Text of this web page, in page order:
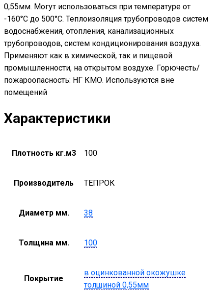
0,55мм. Могут использоваться при температуре от
-160°С до 500°С. Теплоизоляция трубопроводов систем
водоснабжения, отопления, канализационных
трубопроводов, систем кондиционирования воздуха.
Применяют как в химической, так и пищевой
промышленности, на открытом воздухе. Горючесть/
пожароопасность: НГ КМО. Используются вне
помещений
Характеристики
Плотность кг.м3 100
Производитель ТЕПРОК
Диаметр мм. 38
Толщина мм. 100
Покрытие
в оцинкованной окожушке
толщиной 0,55мм